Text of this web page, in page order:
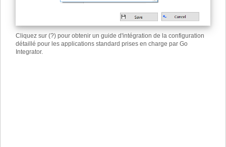
Cliquez sur (?) pour obtenir un guide d'intégration de la configuration
détaillé pour les applications standard prises en charge par Go
Integrator.